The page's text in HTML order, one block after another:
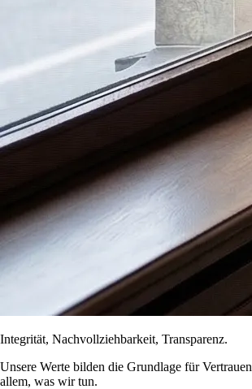
Integrität, Nachvollziehbarkeit, Transparenz.
Unsere Werte bilden die Grundlage für
allem, was wir tun.